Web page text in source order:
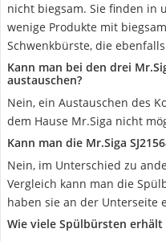
nicht biegsam. Sie finden in
wenige Produkte mit
Schwenkbürste, die
Kann man bei den drei
austauschen?
Nein, ein Austauschen des
dem Hause Mr.Siga nicht
Kann man die Mr.Siga
Nein, im Unterschied zu
Vergleich kann man die
haben sie an der Unterseite
Wie viele Spülbürsten erhält